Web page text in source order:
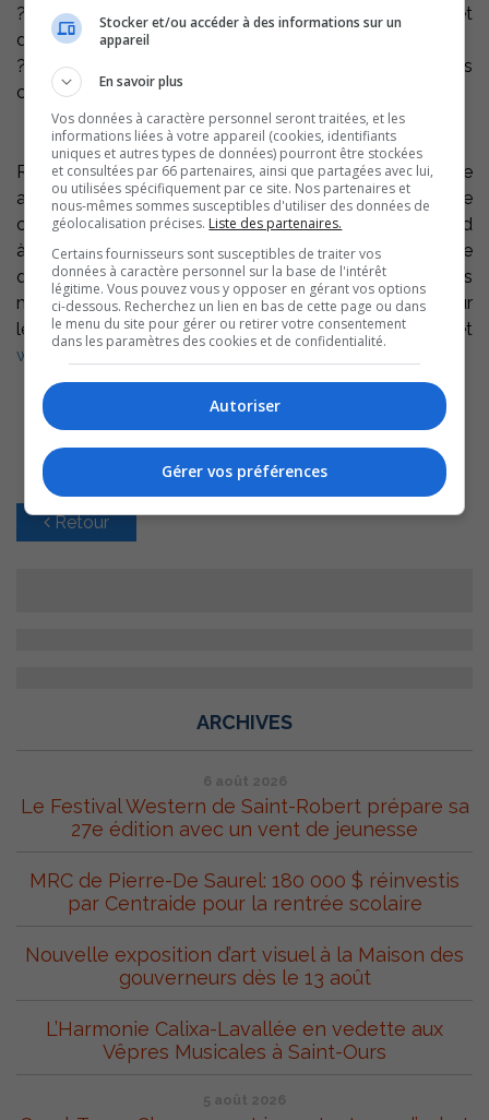
? 140 points sont réservés aux efforts des industries et
des commerces
? 150 points sont réservés aux initiatives
communautaires et au développement durable.
Rappelons que la Ville de Sorel-Tracy a renouvelé cette
année son adhésion aux Fleurons du Québec,. Notre
cote est actuellement de 2 Fleurons, ce qui correspond
à un embellissement horticole notable et de belle
qualité dans certains domaines. Pour obtenir la liste des
municipalités classifiées et avoir plus d’information sur
les Fleurons du Québec, visitez le site Internet
www.fleuronsduquebec.com
Retour
ARCHIVES
6 août 2026
Le Festival Western de Saint-Robert prépare sa
27e édition avec un vent de jeunesse
MRC de Pierre-De Saurel: 180 000 $ réinvestis
par Centraide pour la rentrée scolaire
Nouvelle exposition d’art visuel à la Maison des
gouverneurs dès le 13 août
L’Harmonie Calixa-Lavallée en vedette aux
Vêpres Musicales à Saint-Ours
5 août 2026
Stocker et/ou accéder à des informations sur un
appareil
En savoir plus
Vos données à caractère personnel seront traitées, et les
informations liées à votre appareil (cookies, identifiants
uniques et autres types de données) pourront être stockées
et consultées par 66 partenaires, ainsi que partagées avec lui,
ou utilisées spécifiquement par ce site. Nos partenaires et
nous-mêmes sommes susceptibles d'utiliser des données de
géolocalisation précises. Liste des partenaires.
Certains fournisseurs sont susceptibles de traiter vos
données à caractère personnel sur la base de l'intérêt
légitime. Vous pouvez vous y opposer en gérant vos options
ci-dessous. Recherchez un lien en bas de cette page ou dans
le menu du site pour gérer ou retirer votre consentement
dans les paramètres des cookies et de confidentialité.
Autoriser
Gérer vos préférences